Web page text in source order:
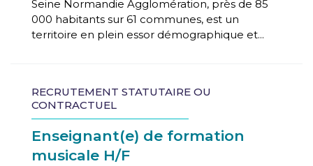
Seine Normandie Agglomération, près de 85
000 habitants sur 61 communes, est un
territoire en plein essor démographique et...
RECRUTEMENT STATUTAIRE OU
CONTRACTUEL
Enseignant(e) de formation
musicale H/F